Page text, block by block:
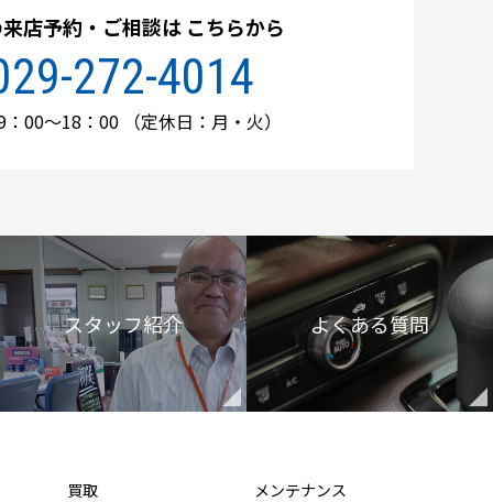
店予約・ご相談は こちらから
272-4014
00～18：00（定休日：月・火）
スタッフ紹介 よくある質問
買取 メンテナンス